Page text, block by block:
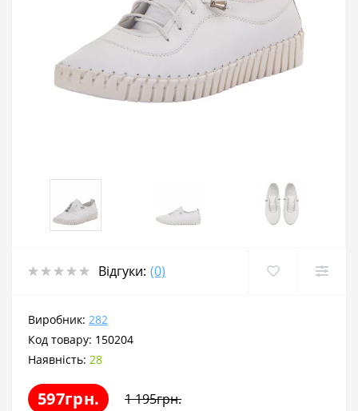
Відгуки: (0)
Виробник: 282
Код товару: 150204
Наявність: 28
597грн. 1 195грн.